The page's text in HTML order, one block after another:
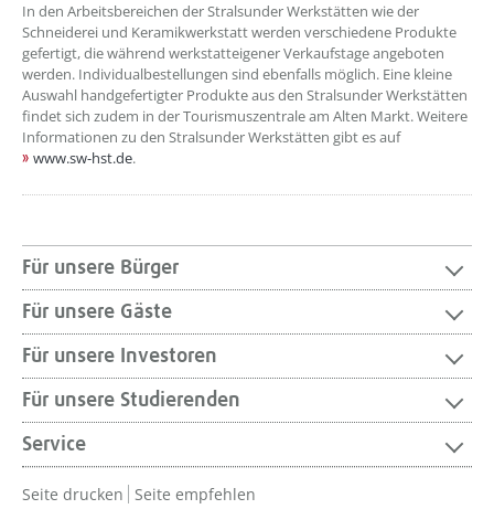
In den Arbeitsbereichen der Stralsunder Werkstätten wie der
Schneiderei und Keramikwerkstatt werden verschiedene Produkte
gefertigt, die während werkstatteigener Verkaufstage angeboten
werden. Individualbestellungen sind ebenfalls möglich. Eine kleine
Auswahl handgefertigter Produkte aus den Stralsunder Werkstätten
findet sich zudem in der Tourismuszentrale am Alten Markt. Weitere
Informationen zu den Stralsunder Werkstätten gibt es auf
www.sw-hst.de.
Für unsere Bürger
Für unsere Gäste
Für unsere Investoren
Für unsere Studierenden
Service
Seite drucken Seite empfehlen